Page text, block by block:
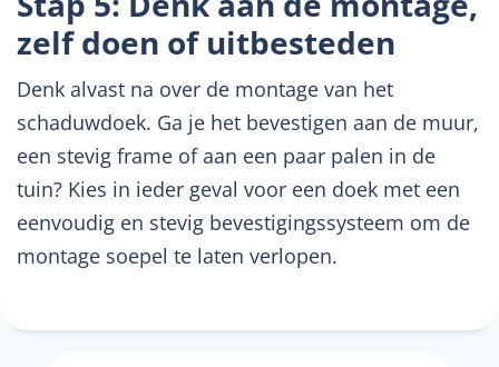
zelf doen of uitbesteden
Denk alvast na over de montage van het
schaduwdoek. Ga je het bevestigen aan de muur,
een stevig frame of aan een paar palen in de
tuin? Kies in ieder geval voor een doek met een
eenvoudig en stevig bevestigingssysteem om de
montage soepel te laten verlopen.